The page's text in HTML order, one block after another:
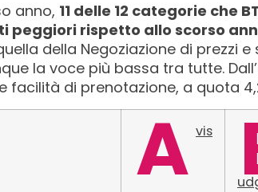
anno, 11 delle 12 categorie che
peggiori rispetto allo scorso
della Negoziazione di prezzi
la voce più bassa tra tutte.
facilità di prenotazione, a quota
A vis